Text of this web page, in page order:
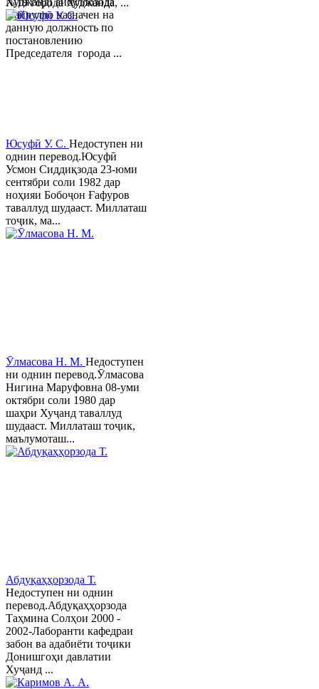
Хайрулло назначен на
данную должность по
постановлению
Председателя города ...
№18 города Худжанда, ...
Юсуфӣ У. C. Недоступен ни
однин перевод.Юсуфӣ
Усмон Сиддиқзода 23-юми
сентябри соли 1982 дар
ноҳияи Бобоҷон Ғафуров
таваллуд шудааст. Миллаташ
тоҷик, ма...
Ӯлмасова Н. М. Недоступен
ни однин перевод.Ӯлмасова
Нигина Маруфовна 08-уми
октябри соли 1980 дар
шаҳри Хуҷанд таваллуд
шудааст. Миллаташ тоҷик,
маълумоташ...
Абдуқаҳҳорзода Т.
Недоступен ни однин
перевод.Абдуқаҳҳорзода
Таҳмина Солҳои 2000 -
2002-Лаборанти кафедраи
забон ва адабиёти тоҷики
Донишгоҳи давлатии
Хуҷанд ...